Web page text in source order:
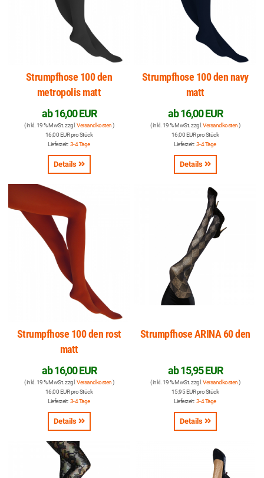
Strumpfhose 100 den
metropolis matt
ab16,00 EUR
( inkl. 19 % MwSt. zzgl. Versandkosten)
16,00 EUR pro Stück
Lieferzeit: 3-4 Tage
Details
Strumpfhose 100 den navy
matt
ab16,00 EUR
( inkl. 19 % MwSt. zzgl. Versandkosten)
16,00 EUR pro Stück
Lieferzeit: 3-4 Tage
Details
Strumpfhose 100 den rost
matt
ab16,00 EUR
( inkl. 19 % MwSt. zzgl. Versandkosten)
16,00 EUR pro Stück
Lieferzeit: 3-4 Tage
Details
Strumpfhose ARINA 60 den
ab15,95 EUR
( inkl. 19 % MwSt. zzgl. Versandkosten)
15,95 EUR pro Stück
Lieferzeit: 3-4 Tage
Details